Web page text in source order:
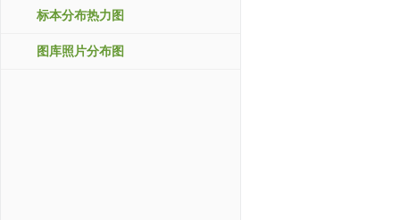
标本分布热力图
图库照片分布图